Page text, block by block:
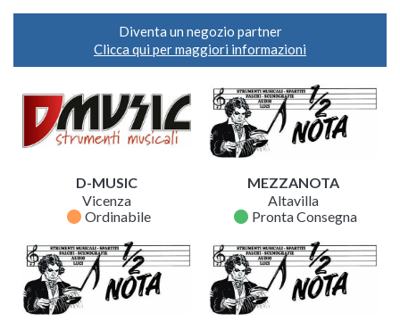
Diventa un negozio partner
Clicca qui per maggiori informazioni
D-MUSIC
Vicenza
fiber_manual_record Ordinabile
MEZZANOTA
Altavilla
fiber_manual_record Pronta Consegna